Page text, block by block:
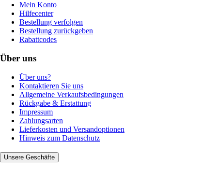
Mein Konto
Hilfecenter
Bestellung verfolgen
Bestellung zurückgeben
Rabattcodes
Über uns
Über uns?
Kontaktieren Sie uns
Allgemeine Verkaufsbedingungen
Rückgabe & Erstattung
Impressum
Zahlungsarten
Lieferkosten und Versandoptionen
Hinweis zum Datenschutz
Unsere Geschäfte